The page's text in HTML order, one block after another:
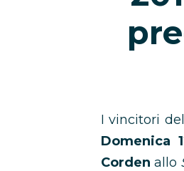
I vincitori
Domenica
Corden allo